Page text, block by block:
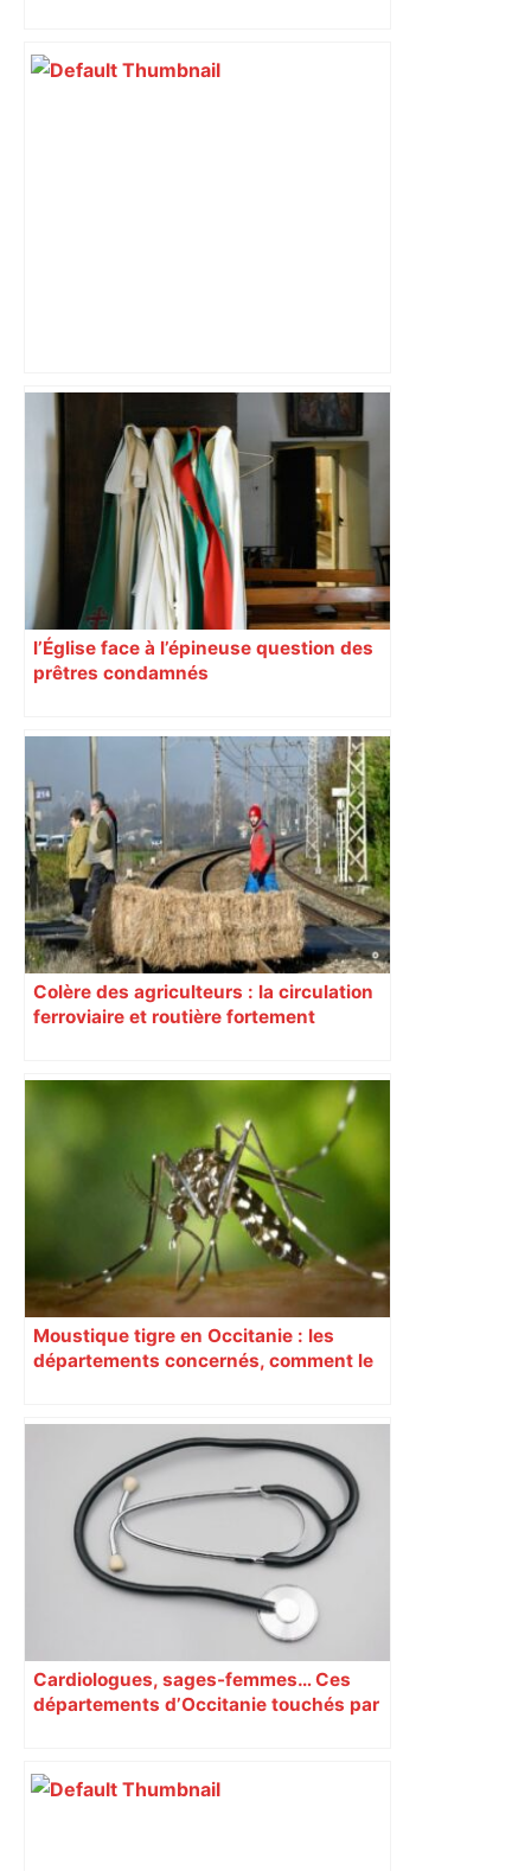
ENTRETIEN. Municipales 2026 à
Toulouse : sous le feu des critiques,
Briançon assume son alliance avec
Piquemal, "ce n’est pas un accord de
postes" – ladepeche.fr
l’Église face à l’épineuse question des
prêtres condamnés
Colère des agriculteurs : la circulation
ferroviaire et routière fortement
Moustique tigre en Occitanie : les
départements concernés, comment le
Cardiologues, sages-femmes… Ces
départements d’Occitanie touchés par